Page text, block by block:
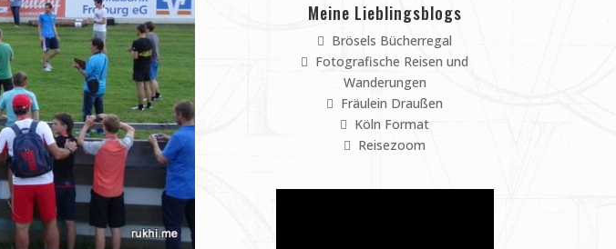
Meine Lieblingsblogs
Brösels Bücherregal
Fotografische Reisen und
Wanderungen
Fräulein Draußen
Köln Format
Reisezoom